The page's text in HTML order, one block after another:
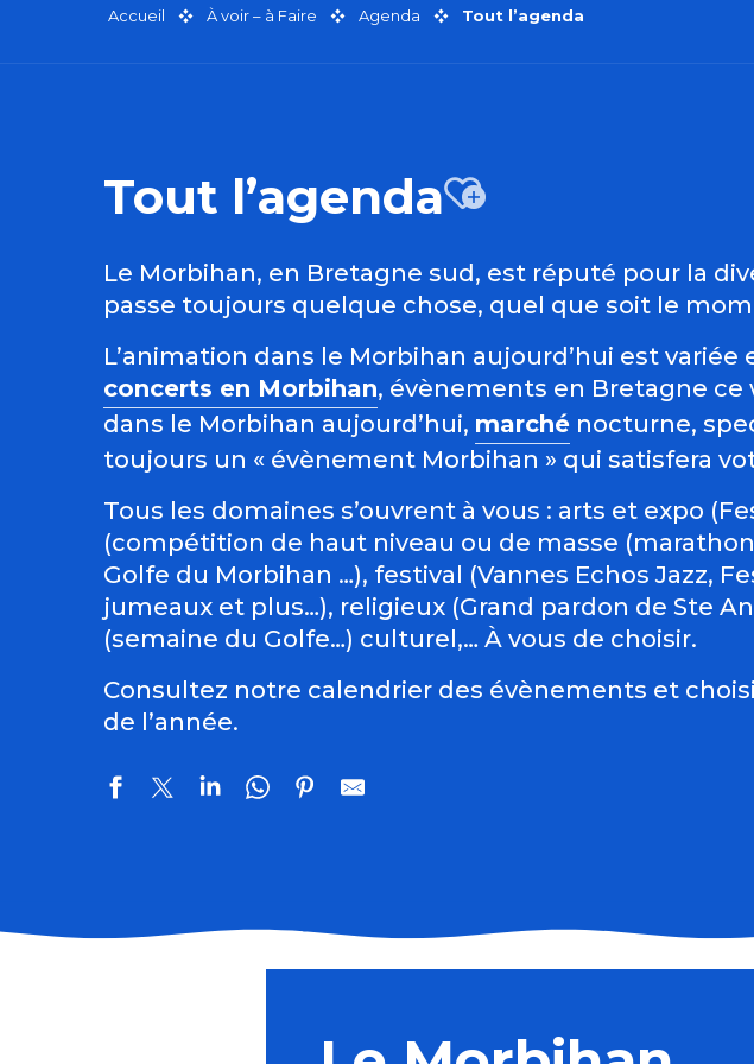
Accueil À voir – à Faire Agenda Tout l’agenda
Tout l’agendaAjouter
Le Morbihan, en Bretagne sud, est réputé pour la
passe toujours quelque chose, quel que soit le
L’animation dans le Morbihan aujourd’hui est
concerts en Morbihan, évènements en Bretagne ce
dans le Morbihan aujourd’hui, marché nocturne,
toujours un « évènement Morbihan » qui satisfera
Tous les domaines s’ouvrent à vous : arts et expo
(compétition de haut niveau ou de masse
Golfe du Morbihan …), festival (Vannes Echos Jazz,
jumeaux et plus…), religieux (Grand pardon de Ste
(semaine du Golfe…) culturel,… À vous de choisir.
Consultez notre calendrier des évènements et
de l’année.